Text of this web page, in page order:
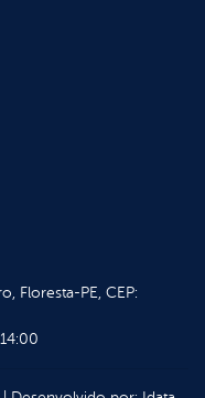
Floresta-PE, CEP: